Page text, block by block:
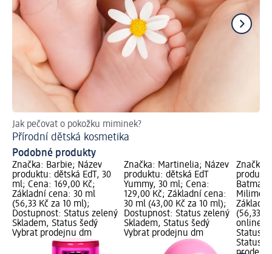
Jak pečovat o pokožku miminek?
Přírodní dětská kosmetika
Podobné produkty
Značka: Barbie; Název
produktu: dětská EdT, 30
ml; Cena: 169,00 Kč;
Základní cena: 30 ml
(56,33 Kč za 10 ml);
Dostupnost: Status zelený
Skladem, Status šedý
Vybrat prodejnu dm
Značka: Martinelia; Název
produktu: dětská EdT
Yummy, 30 ml; Cena:
129,00 Kč; Základní cena:
30 ml (43,00 Kč za 10 ml);
Dostupnost: Status zelený
Skladem, Status šedý
Vybrat prodejnu dm
Značka:
Batman
(56,33
online
Status
Status